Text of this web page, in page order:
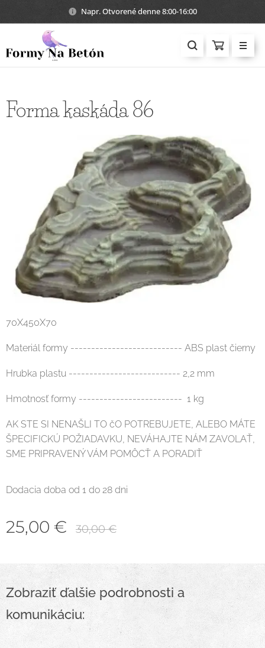
Napr. Otvorené denne 8:00-16:00
Forma kaskáda 86
70X450X70
Materiál formy --------------------------- ABS plast čierny
Hrubka plastu --------------------------- 2,2 mm
Hmotnosť formy ------------------------- 1 kg
AK STE SI NENAŠLI TO čO POTREBUJETE, ALEBO MÁTE
ŠPECIFICKÚ POŽIADAVKU, NEVÁHAJTE NÁM ZAVOLAŤ,
SME PRIPRAVENÝ VÁM POMÔCŤ A PORADIŤ
Dodacia doba od 1 do 28 dni
25,00 € 30,00€
Zobraziť ďalšie podrobnosti a
komunikáciu: